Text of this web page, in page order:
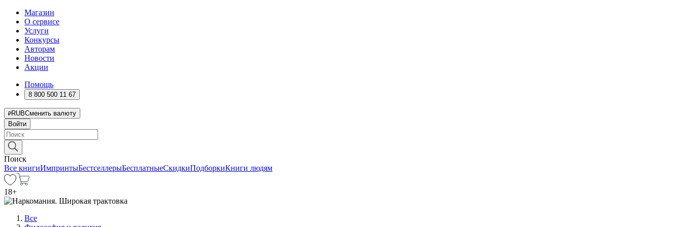
Магазин
О сервисе
Услуги
Конкурсы
Авторам
Новости
Акции
Помощь
8 800 500 11 67
RUBСменить валюту
Войти
Поиск
Все книгиИмпринтыБестселлерыБесплатныеСкидкиПодборкиКниги людям
18+
Все